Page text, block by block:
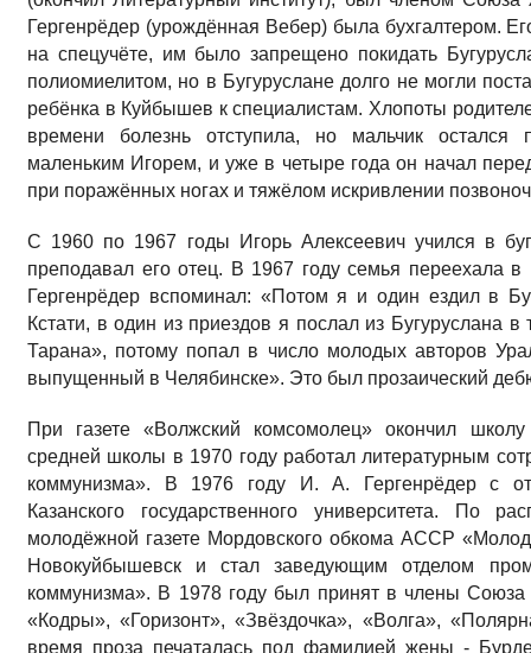
Гергенрёдер (урождённая Вебер) была бухгалтером.
на спецучёте, им было запрещено покидать
полиомиелитом, но в Бугуруслане долго не могли
ребёнка в Куйбышев к специалистам. Хлопоты
времени болезнь отступила, но мальчик остался
маленьким Игорем, и уже в четыре года он начал
при поражённых ногах и тяжёлом искривлении
С 1960 по 1967 годы Игорь Алексеевич учился в
преподавал его отец. В 1967 году семья переехала
Гергенрёдер вспоминал: «Потом я и один ездил в
Кстати, в один из приездов я послал из Бугуруслана
Тарана», потому попал в число молодых авторов
выпущенный в Челябинске». Это был прозаический
При газете «Волжский комсомолец» окончил
средней школы в 1970 году работал литературным
коммунизма». В 1976 году И. А. Гергенрёдер с
Казанского государственного университета. По
молодёжной газете Мордовского обкома АССР
Новокуйбышевск и стал заведующим отделом
коммунизма». В 1978 году был принят в члены
«Кодры», «Горизонт», «Звёздочка», «Волга»,
время проза печаталась под фамилией жены -